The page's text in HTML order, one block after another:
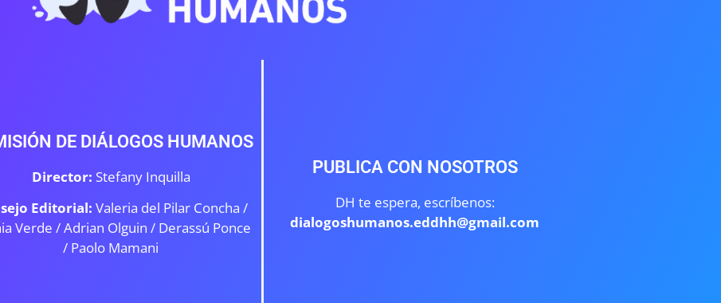
DE DIÁLOGOS HUMANOS
Director: Stefany Inquilla
Editorial: Valeria del Pilar Concha /
Verde /Adrian Olguin / Derassú Ponce
/ Paolo Mamani
PUBLICA CON NOSOTROS
DH te espera, escríbenos:
dialogoshumanos.eddhh@gmail.com